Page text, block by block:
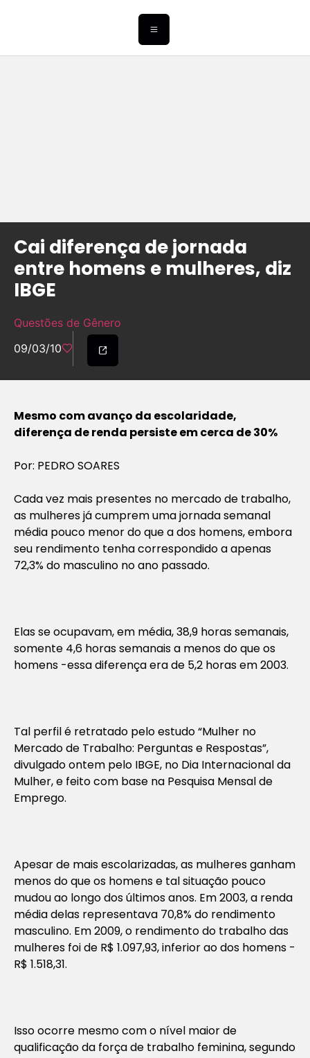
Cai diferença de jornada
entre homens e mulheres, diz
IBGE
Questões de Gênero
09/03/10
Mesmo com avanço da escolaridade,
diferença de renda persiste em cerca de 30%
Por: PEDRO SOARES
Cada vez mais presentes no mercado de trabalho,
as mulheres já cumprem uma jornada semanal
média pouco menor do que a dos homens, embora
seu rendimento tenha correspondido a apenas
72,3% do masculino no ano passado.
Elas se ocupavam, em média, 38,9 horas semanais,
somente 4,6 horas semanais a menos do que os
homens -essa diferença era de 5,2 horas em 2003.
Tal perfil é retratado pelo estudo “Mulher no
Mercado de Trabalho: Perguntas e Respostas”,
divulgado ontem pelo IBGE, no Dia Internacional da
Mulher, e feito com base na Pesquisa Mensal de
Emprego.
Apesar de mais escolarizadas, as mulheres ganham
menos do que os homens e tal situação pouco
mudou ao longo dos últimos anos. Em 2003, a renda
média delas representava 70,8% do rendimento
masculino. Em 2009, o rendimento do trabalho das
mulheres foi de R$ 1.097,93, inferior ao dos homens -
R$ 1.518,31.
Isso ocorre mesmo com o nível maior de
qualificação da força de trabalho feminina, segundo